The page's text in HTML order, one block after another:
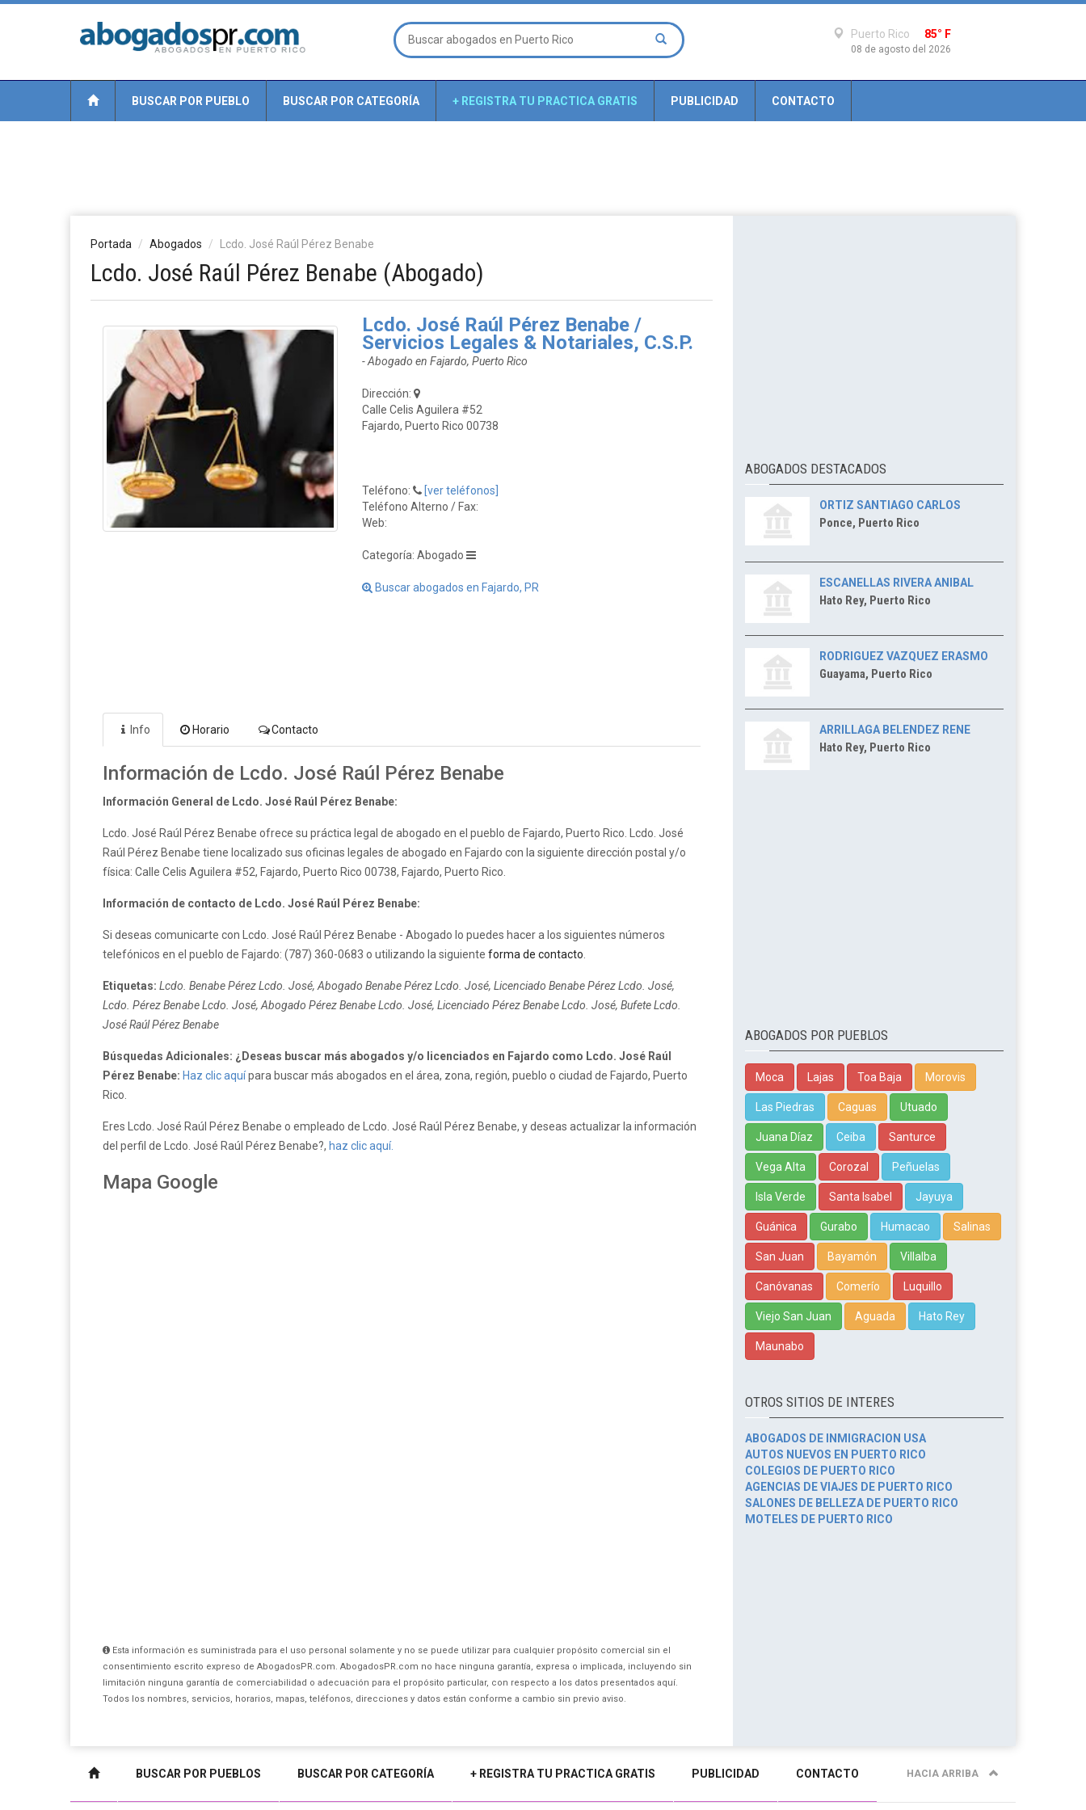
Puerto Rico 85° F
08 de agosto del 2026
BUSCAR POR PUEBLO BUSCAR POR CATEGORÍA + REGISTRA TU PRACTICA GRATIS PUBLICIDAD CONTACTO
Portada Abogados Lcdo. José Raúl Pérez Benabe
Lcdo. José Raúl Pérez Benabe (Abogado)
Lcdo. José Raúl Pérez Benabe /
Servicios Legales & Notariales, C.S.P.
- Abogado en Fajardo, Puerto Rico
Dirección:
Calle Celis Aguilera #52
Fajardo, Puerto Rico 00738
Teléfono:
[ver teléfonos]
Teléfono Alterno / Fax:
Web:
Categoría: Abogado
Buscar abogados en Fajardo, PR
Info Horario Contacto
Información de Lcdo. José Raúl Pérez Benabe
Información General de Lcdo. José Raúl Pérez Benabe:
Lcdo. José Raúl Pérez Benabe ofrece su práctica legal de abogado en el pueblo de Fajardo, Puerto Rico. Lcdo. José
Raúl Pérez Benabe tiene localizado sus oficinas legales de abogado en Fajardo con la siguiente dirección postal y/o
física: Calle Celis Aguilera #52, Fajardo, Puerto Rico 00738, Fajardo, Puerto Rico.
Información de contacto de Lcdo. José Raúl Pérez Benabe:
Si deseas comunicarte con Lcdo. José Raúl Pérez Benabe - Abogado lo puedes hacer a los siguientes números
telefónicos en el pueblo de Fajardo: (787) 360-0683 o utilizando la siguiente forma de contacto
Etiquetas: Lcdo. Benabe Pérez Lcdo. José, Abogado Benabe Pérez Lcdo. José, Licenciado Benabe Pérez Lcdo. José,
Lcdo. Pérez Benabe Lcdo. José, Abogado Pérez Benabe Lcdo. José, Licenciado Pérez Benabe Lcdo. José, Bufete Lcdo.
José Raúl Pérez Benabe
Búsquedas Adicionales: ¿Deseas buscar más abogados y/o licenciados en Fajardo como Lcdo. José Raúl
Pérez Benabe: Haz clic aquípara buscar más abogados en el área, zona, región, pueblo o ciudad de Fajardo, Puerto
Rico.
Eres Lcdo. José Raúl Pérez Benabe o empleado de Lcdo. José Raúl Pérez Benabe, y deseas actualizar la información
del perfil de Lcdo. José Raúl Pérez Benabe?, haz clic aquí.
Mapa Google
Esta información es suministrada para el uso personal solamente y no se puede utilizar para cualquier propósito comercial sin el
consentimiento escrito expreso de AbogadosPR.com. AbogadosPR.com no hace ninguna garantía, expresa o implicada, incluyendo sin
limitación ninguna garantía de comerciabilidad o adecuación para el propósito particular, con respecto a los datos presentados aquí.
Todos los nombres, servicios, horarios, mapas, teléfonos, direcciones y datos están conforme a cambio sin previo aviso.
ABOGADOS DESTACADOS
ORTIZ SANTIAGO CARLOS
Ponce, Puerto Rico
ESCANELLAS RIVERA ANIBAL
Hato Rey, Puerto Rico
RODRIGUEZ VAZQUEZ ERASMO
Guayama, Puerto Rico
ARRILLAGA BELENDEZ RENE
Hato Rey, Puerto Rico
ABOGADOS POR PUEBLOS
Moca Lajas Toa Baja Morovis
Las Piedras Caguas Utuado
Juana Díaz Ceiba Santurce
Vega Alta Corozal Peñuelas
Isla Verde Santa Isabel Jayuya
Guánica Gurabo Humacao Salinas
San Juan Bayamón Villalba
Canóvanas Comerío Luquillo
Viejo San Juan Aguada Hato Rey
Maunabo
OTROS SITIOS DE INTERES
ABOGADOS DE INMIGRACION USA
AUTOS NUEVOS EN PUERTO RICO
COLEGIOS DE PUERTO RICO
AGENCIAS DE VIAJES DE PUERTO RICO
SALONES DE BELLEZA DE PUERTO RICO
MOTELES DE PUERTO RICO
BUSCAR POR PUEBLOS BUSCAR POR CATEGORÍA + REGISTRA TU PRACTICA GRATIS PUBLICIDAD CONTACTO HACIA ARRIBA